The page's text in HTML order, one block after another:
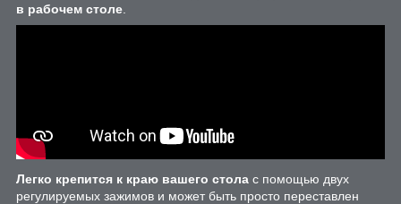
в рабочем столе
Легко крепится к краю вашего стола с помощью двух
регулируемых зажимов и может быть просто переставлен